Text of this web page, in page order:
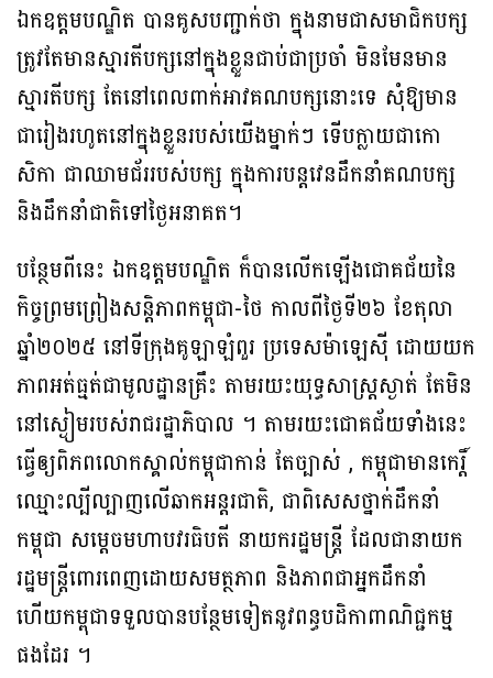
ឯកឧត្តមបណ្ឌិត បានគូសបញ្ជាក់ថា ក្នុងនាមជាសមាជិកបក្ស
ត្រូវតែមានស្មារតីបក្សនៅក្នុងខ្លួនជាប់ជាប្រចាំ មិនមែនមាន
ស្មារតីបក្ស តែនៅពេលពាក់អាវគណបក្សនោះទេ សុំឱ្យមាន
ជារៀងរហូតនៅក្នុងខ្លួនរបស់យើងម្នាក់ៗ ទើបក្លាយជាកោ
សិកា ជាឈាមជ័ររបស់បក្ស ក្នុងការបន្តវេនដឹកនាំគណបក្ស
និងដឹកនាំជាតិទៅថ្ងៃអនាគត។
បន្ថែមពីនេះ ឯកឧត្តមបណ្ឌិត ក៏បានលើកឡើងជោគជ័យនៃ
កិច្ចព្រមព្រៀងសន្តិភាពកម្ពុជា-ថៃ កាលពីថ្ងៃទី២៦ ខែតុលា
ឆ្នាំ២០២៥ នៅទីក្រុងគូឡាឡំពួរ ប្រទេសម៉ាឡេស៊ី ដោយយក
ភាពអត់ធ្មត់ជាមូលដ្ឋានគ្រឹះ តាមរយះយុទ្ធសាស្រ្តស្ងាត់ តែមិន
នៅស្ងៀមរបស់រាជរដ្ឋាភិបាល ។ តាមរយះជោគជ័យទាំងនេះ
ធ្វើឲ្យពិភពលោកស្គាល់កម្ពុជាកាន់ តែច្បាស់ , កម្ពុជាមានកេរ្តិ៍
ឈ្មោះល្បីល្បាញលើឆាកអន្តរជាតិ, ជាពិសេសថ្នាក់ដឹកនាំ
កម្ពុជា សម្តេចមហាបវរធិបតី នាយករដ្ឋមន្រ្តី ដែលជានាយក
រដ្ឋមន្រ្តីពោរពេញដោយសមត្ថភាព និងភាពជាអ្នកដឹកនាំ
ហើយកម្ពុជាទទួលបានបន្ថែមទៀតនូវពន្ធបដិកាពាណិជ្ជកម្ម
ផងដែរ ។